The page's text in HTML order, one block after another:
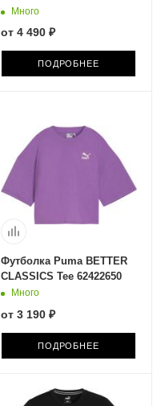
Много
от 4 490 ₽
ПОДРОБНЕЕ
Футболка Puma BETTER
CLASSICS Tee 62422650
Много
от 3 190 ₽
ПОДРОБНЕЕ